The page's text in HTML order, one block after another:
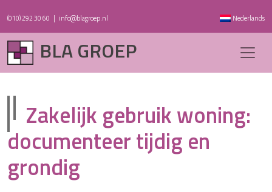
(010) 292 30 60 | info@blagroep.nl Nederlands
BLA GROEP
Zakelijk gebruik woning:
documenteer tijdig en
grondig